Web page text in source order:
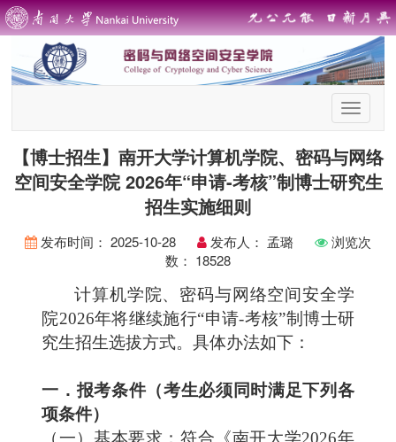
首
页
导
航
【博士招生】南开大学计算机学院、密码与网络
空间安全学院 2026年“申请-考核”制博士研究生
招生实施细则
发布时间： 2025-10-28 发布人： 孟璐
浏览次
数： 18528
计算机学院、 密码与网络空间安全学
院2026年将继续施行“申请-考核”制博士研
究生招生选拔方式。具体办法如下：
一．报考条件（考生必须同时满足下列各
项条件）